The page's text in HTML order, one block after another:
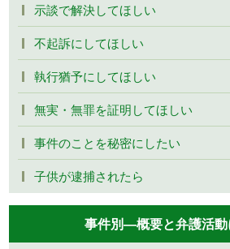
示談で解決してほしい
不起訴にしてほしい
執行猶予にしてほしい
無実・無罪を証明してほしい
事件のことを秘密にしたい
子供が逮捕されたら
事件別―概要と弁護活動